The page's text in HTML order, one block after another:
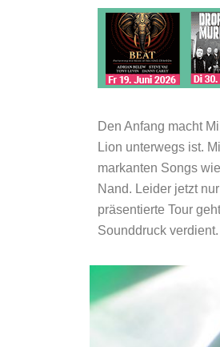
Den Anfang macht
Lion unterwegs ist.
markanten Songs
Nand. Leider jetzt
präsentierte Tour
Sounddruck